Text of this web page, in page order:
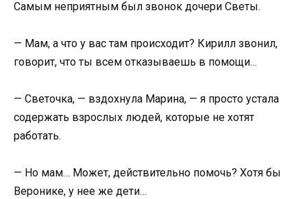
Самым неприятным был звонок дочери Светы.
— Мам, а что у вас там происходит? Кирилл звонил,
говорит, что ты всем отказываешь в помощи…
— Светочка, — вздохнула Марина, — я просто устала
содержать взрослых людей, которые не хотят
работать.
— Но мам… Может, действительно помочь? Хотя бы
Веронике, у нее же дети…